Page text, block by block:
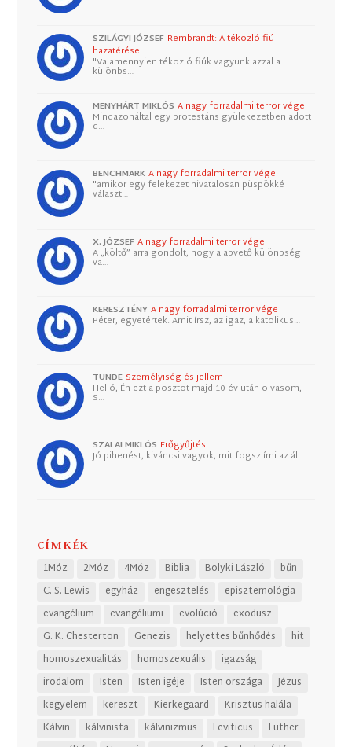
SZILÁGYI JÓZSEF Rembrandt: A tékozló fiú
hazatérése
"Valamennyien tékozló fiúk vagyunk azzal a
különbs…
MENYHÁRT MIKLÓS A nagy forradalmi terror vége
Mindazonáltal egy protestáns gyülekezetben adott
d…
BENCHMARK A nagy forradalmi terror vége
"amikor egy felekezet hivatalosan püspökké
választ…
X. JÓZSEF A nagy forradalmi terror vége
A „költő” arra gondolt, hogy alapvető különbség
va…
KERESZTÉNY A nagy forradalmi terror vége
Péter, egyetértek. Amit írsz, az igaz, a katolikus…
TUNDE Személyiség és jellem
Helló, Én ezt a posztot majd 10 év után olvasom,
S…
SZALAI MIKLÓS Erőgyűjtés
Jó pihenést, kiváncsi vagyok, mit fogsz írni az ál…
CÍMKÉK
1Móz 2Móz 4Móz Biblia Bolyki László
bűn
C. S. Lewis
egyház engesztelés
episztemológia
evangélium
evangéliumi evolúció
exodusz
G. K. Chesterton
Genezis helyettes bűnhődés
hit
homoszexualitás
homoszexuális
igazság
irodalom
Isten Isten igéje Isten országa
Jézus
kegyelem
kereszt Kierkegaard
Krisztus halála
Kálvin
kálvinista kálvinizmus Leviticus
Luther